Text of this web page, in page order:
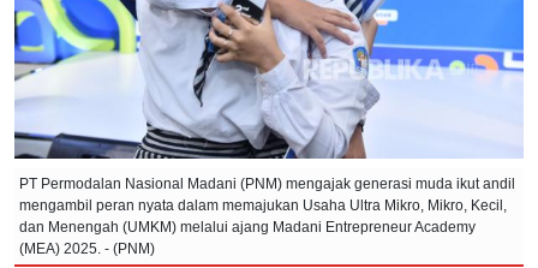
PT Permodalan Nasional Madani (PNM) mengajak generasi muda ikut andil
mengambil peran nyata dalam memajukan Usaha Ultra Mikro, Mikro, Kecil,
dan Menengah (UMKM) melalui ajang Madani Entrepreneur Academy
(MEA) 2025. - (PNM)